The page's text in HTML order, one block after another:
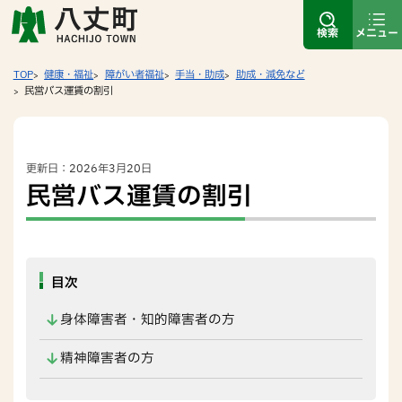
検索 メニュー
TOP 健康・福祉 障がい者福祉 手当・助成
助成・減免など
民営バス運賃の割引
更新日：2026年3月20日
民営バス運賃の割引
目次
身体障害者・知的障害者の方
精神障害者の方